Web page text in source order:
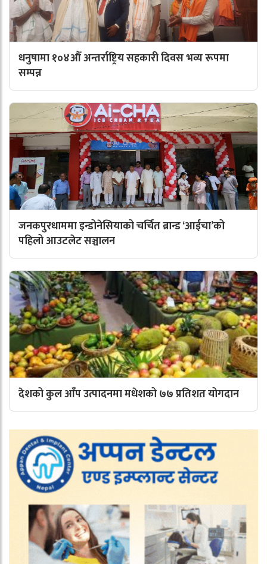
धनुषामा १०४औँ अन्तर्राष्ट्रिय सहकारी दिवस भव्य रूपमा
सम्पन्न
जनकपुरधाममा इन्डोनेसियाको चर्चित ब्रान्ड ‘आईचा’को
पहिलो आउटलेट सञ्चालन
देशको कुल आँप उत्पादनमा मधेशको ७७ प्रतिशत योगदान